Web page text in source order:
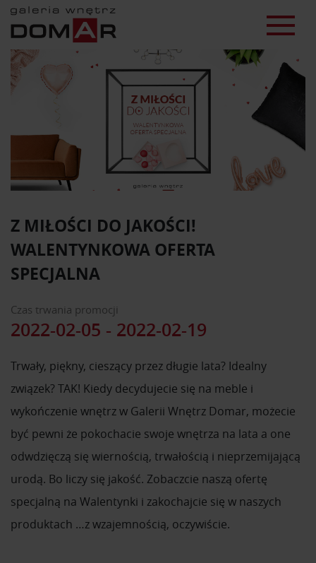
Z MIŁOŚCI DO JAKOŚCI!
WALENTYNKOWA OFERTA
SPECJALNA
Czas trwania promocji
2022-02-05 - 2022-02-19
Trwały, piękny, cieszący przez długie lata? Idealny
związek? TAK! Kiedy decydujecie się na meble i
wykończenie wnętrz w Galerii Wnętrz Domar, możecie
być pewni że pokochacie swoje wnętrza na lata a one
odwdzięczą się wiernością, trwałością i nieprzemijającą
urodą. Bo liczy się jakość. Zobaczcie naszą ofertę
specjalną na Walentynki i zakochajcie się w naszych
produktach …z wzajemnością, oczywiście.